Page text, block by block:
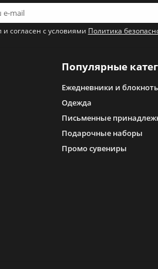
и согласен с условиями Политика
Популярные
Ежедневники и
Одежда
Письменные
Подарочные наборы
Промо сувениры